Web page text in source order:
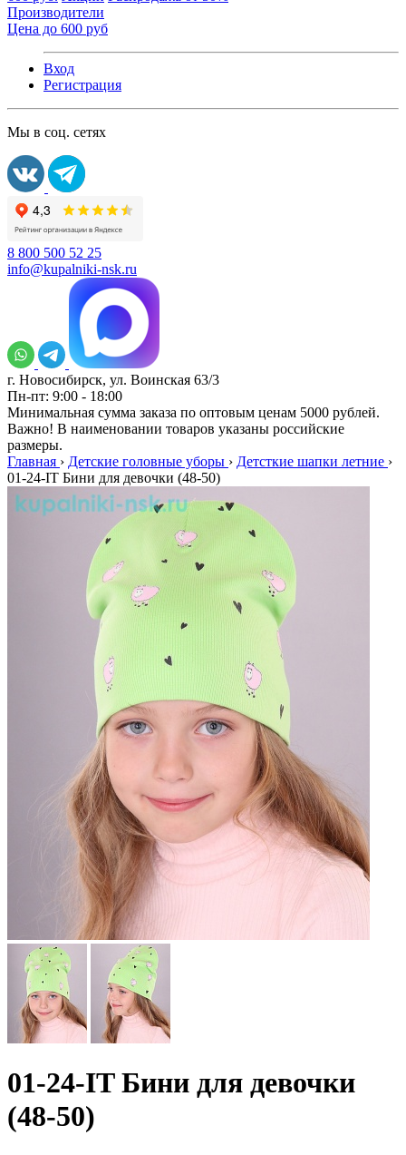
Производители
Цена до 600 руб
Вход
Регистрация
Мы в соц. сетях
8 800 500 52 25
info@kupalniki-nsk.ru
г. Новосибирск, ул. Воинская 63/3
Пн-пт: 9:00 - 18:00
Минимальная сумма заказа по оптовым ценам 5000 рублей.
Важно! В наименовании товаров указаны российские
размеры.
Главная › Детские головные уборы › Детсткие шапки летние ›
01-24-IT Бини для девочки (48-50)
01-24-IT Бини для девочки
(48-50)